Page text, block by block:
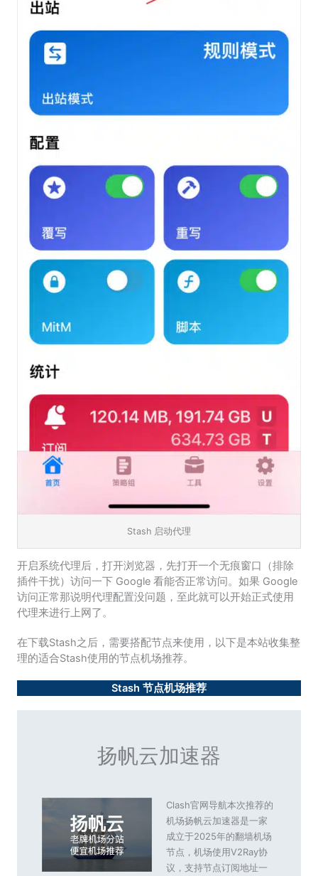
Stash 启动代理
开启系统代理后，打开浏览器，先打开一个无痕窗口（排除
插件干扰）访问一下 Google 看能否正常访问。如果 Google
访问正常那说明代理配置没问题，至此就可以开始正式使用
代理来进行上网了。
在下载Stash之后，需要搭配节点来使用，以下是本站收集整
理的适合Stash使用的节点机场推荐。
Stash 节点机场推荐
扬帆云加速器
Clash官网导航本次推荐的
机场扬帆云加速器是一家
成立于2025年的翻墙机场
节点，机场使用V2Ray协
议，支持节点订阅地址一